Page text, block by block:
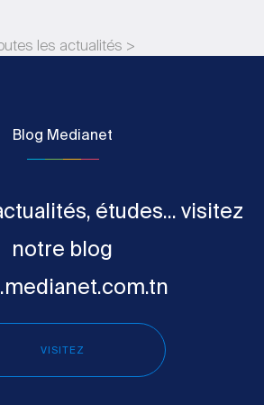
les actualités >
Blog Medianet
études... visitez
notre blog
VISITEZ